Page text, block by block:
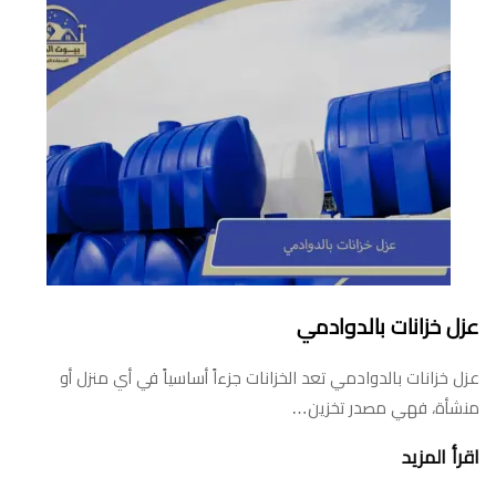
عزل خزانات بالدوادمي
عزل خزانات بالدوادمي تعد الخزانات جزءاً أساسياً في أي منزل أو
منشأة، فهي مصدر تخزين…
اقرأ المزيد